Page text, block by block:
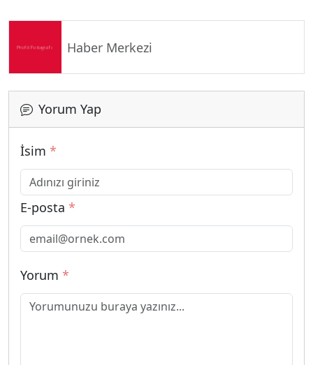
Haber Merkezi
Yorum Yap
İsim *
E-posta *
Yorum *